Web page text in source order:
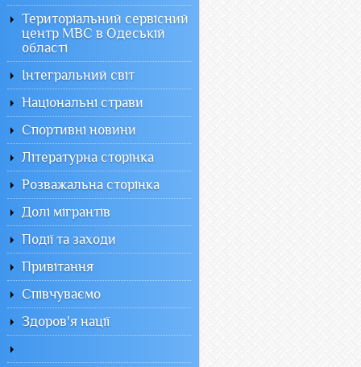
Територіальний сервісний
центр МВС в Одеській
області
Інтегральний світ
Національні страви
Спортивні новини
Літературна сторінка
Розважальна сторінка
Долі мігрантів
Події та заходи
Привітання
Співчуваємо
Здоров'я нації